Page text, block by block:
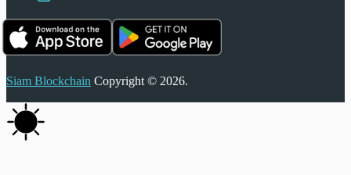
Siam Blockchain Copyright © 2026.